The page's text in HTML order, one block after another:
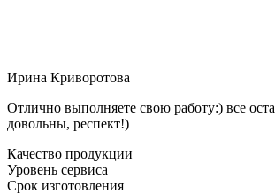
Ирина Криворотова
Отлично выполняете свою работу:) все
довольны, респект!)
Качество продукции
Уровень сервиса
Срок изготовления